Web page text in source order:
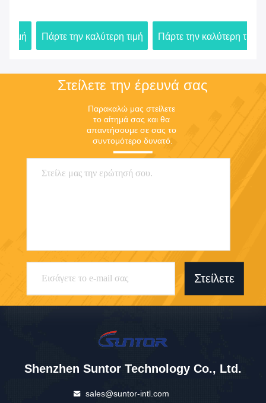
Πάρτε την καλύτερη τιμή
σε 2,4GHz 1,4GHz
800MHz
Πάρτε την καλύτερη τιμή
Στείλετε την έρευνά σας
Παρακαλώ μας στείλετε
το αίτημά σας και θα
απαντήσουμε σε σας το
συντομότερο δυνατό.
Στείλετε
Shenzhen Suntor Technology Co., Ltd.
sales@suntor-intl.com